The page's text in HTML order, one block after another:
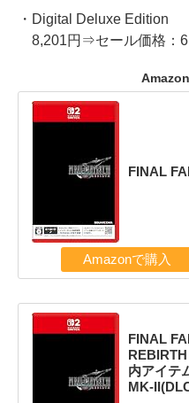
・Digital Deluxe Edition
8,201円⇒セール価格：
FINAL
Amazonで購入
FINAL
内アイテ
MK-